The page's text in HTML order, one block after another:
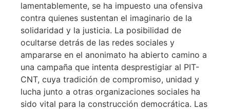
lamentablemente, se ha impuesto una ofensiva
contra quienes sustentan el imaginario de la
solidaridad y la justicia. La posibilidad de
ocultarse detrás de las redes sociales y
ampararse en el anonimato ha abierto camino a
una campaña que intenta desprestigiar al PIT-
CNT, cuya tradición de compromiso, unidad y
lucha junto a otras organizaciones sociales ha
sido vital para la construcción democrática. Las